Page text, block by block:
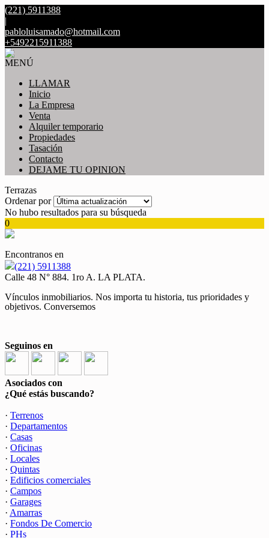
(221) 5911388
|
pabloluisamado@hotmail.com
+5492215911388
MENÚ
LLAMAR
Inicio
La Empresa
Venta
Alquiler temporario
Propiedades
Tasación
Contacto
DEJAME TU OPINION
Terrazas
Ordenar por
No hubo resultados para su búsqueda
0
Encontranos en
(221) 5911388
Calle 48 N° 884. 1ro A. LA PLATA.
Vínculos inmobiliarios. Nos importa tu historia, tus prioridades y
objetivos. Conversemos
Seguinos en
Asociados con
¿Qué estás buscando?
· Terrenos
· Departamentos
· Casas
· Oficinas
· Locales
· Quintas
· Edificios comerciales
· Campos
· Garages
· Amarras
· Fondos De Comercio
· PHs